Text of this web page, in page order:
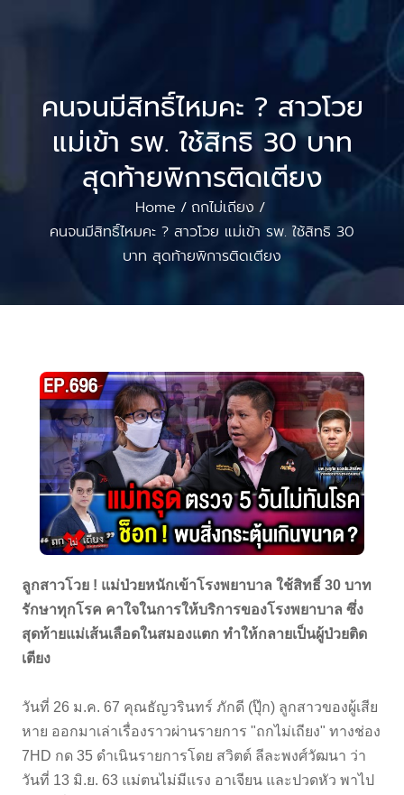
คนจนมีสิทธิ์ไหมคะ ? สาวโวย
แม่เข้า รพ. ใช้สิทธิ 30 บาท
สุดท้ายพิการติดเตียง
Home / ถกไม่เถียง /
คนจนมีสิทธิ์ไหมคะ ? สาวโวย แม่เข้า รพ. ใช้สิทธิ 30
บาท สุดท้ายพิการติดเตียง
ลูกสาวโวย ! แม่ป่วยหนักเข้าโรงพยาบาล ใช้สิทธิ์ 30 บาท
รักษาทุกโรค คาใจในการให้บริการของโรงพยาบาล ซึ่ง
สุดท้ายแม่เส้นเลือดในสมองแตก ทำให้กลายเป็นผู้ป่วยติด
เตียง
วันที่ 26 ม.ค. 67 คุณธัญวรินทร์ ภักดี (ปุ๊ก) ลูกสาวของผู้เสีย
หาย ออกมาเล่าเรื่องราวผ่านรายการ "ถกไม่เถียง" ทางช่อง
7HD กด 35 ดำเนินรายการโดย สวิตต์ ลีละพงศ์วัฒนา ว่า
วันที่ 13 มิ.ย. 63 แม่ตนไม่มีแรง อาเจียน และปวดหัว พาไป